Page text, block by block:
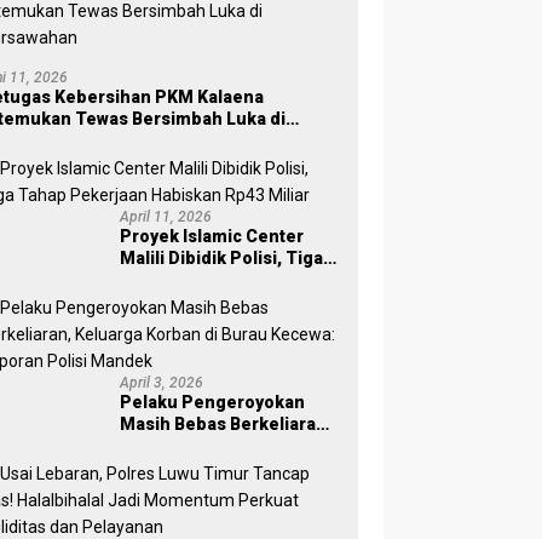
11, 2026
Kebersihan PKM Kalaena
Tewas Bersimbah Luka di
April 11, 2026
Proyek Islamic Center
Malili Dibidik Polisi, Tiga
Habiskan Rp43 Miliar
April 3, 2026
Pelaku Pengeroyokan
Masih Bebas Berkeliaran,
Kecewa: Laporan Polisi
Mandek